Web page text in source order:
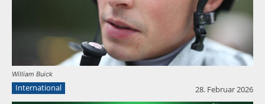
William Buick
International 28. Februar 2026